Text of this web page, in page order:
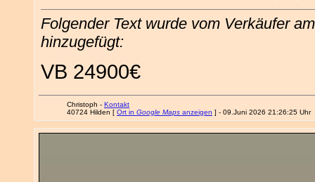
Folgender Text wurde vom Verkäufer
hinzugefügt:
VB 24900€
Christoph - Kontakt
40724 Hilden [ Ort in Google Maps anzeigen ] - 09.Juni 2026 21:26:25 Uhr